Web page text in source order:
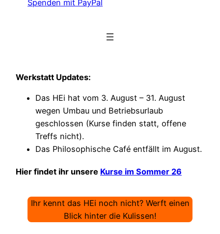
Spenden mit PayPal
Werkstatt Updates:
Das HEi hat vom 3. August – 31. August
wegen Umbau und Betriebsurlaub
geschlossen (Kurse finden statt, offene
Treffs nicht).
Das Philosophische Café entfällt im August.
Hier findet ihr unsere Kurse im Sommer 26
Ihr kennt das HEi noch nicht? Werft einen
Blick hinter die Kulissen!